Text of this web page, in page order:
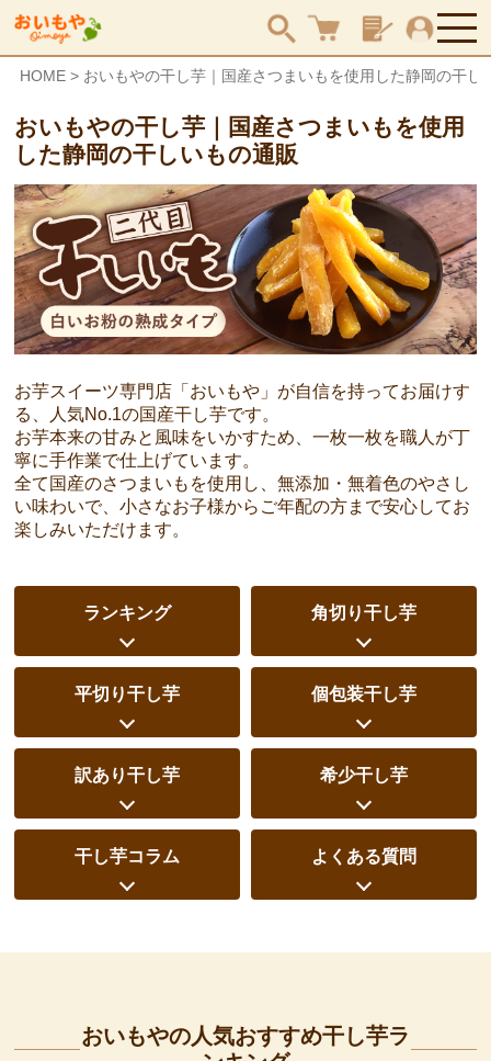
HOME おいもやの干し芋｜国産さつまいもを使用した静岡の干し
おいもやの干し芋｜国産さつまいもを使用
した静岡の干しいもの通販
お芋スイーツ専門店「おいもや」が自信を持ってお届けす
る、人気No.1の国産干し芋です。
お芋本来の甘みと風味をいかすため、一枚一枚を職人が丁
寧に手作業で仕上げています。
全て国産のさつまいもを使用し、無添加・無着色のやさし
い味わいで、小さなお子様からご年配の方まで安心してお
楽しみいただけます。
ランキング 角切り干し芋
平切り干し芋 個包装干し芋
訳あり干し芋 希少干し芋
干し芋コラム よくある質問
おいもやの人気おすすめ干し芋ラ